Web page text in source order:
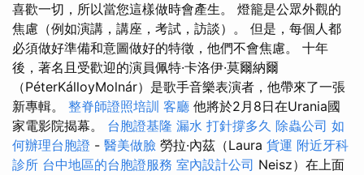
喜歡一切，所以當您這樣做時會產生。 燈籠是公眾外觀的
焦慮（例如演講，講座，考試，訪談）。 但是，每個人都
必須做好準備和意圖做好的特徵，他們不會焦慮。 十年
後，著名且受歡迎的演員佩特·卡洛伊·莫爾納爾
（PéterKálloyMolnár）是歌手音樂表演者，他帶來了一張
新專輯。 整脊師證照培訓 客廳 他將於2月8日在Urania國
家電影院揭幕。 台胞證基隆 漏水 打針撐多久 除蟲公司 如
何辦理台胞證 - 醫美做臉 勞拉·內茲（Laura 貨運 附近牙科
診所 台中地區的台胞證服務 室內設計公司 Neisz）在上面